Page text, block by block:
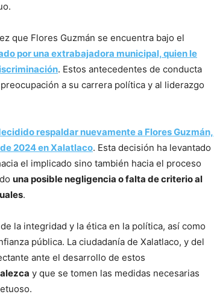
que Flores Guzmán se encuentra bajo el
por una extrabajadora municipal, quien le
. Estos antecedentes de conducta
a su carrera política y al liderazgo
respaldar nuevamente a Flores Guzmán,
2024 en Xalatlaco. Esta decisión ha levantado
el implicado sino también hacia el proceso
una posible negligencia o falta de criterio al
.
la integridad y la ética en la política, así como
pública. La ciudadanía de Xalatlaco, y del
ante el desarrollo de estos
y que se tomen las medidas necesarias